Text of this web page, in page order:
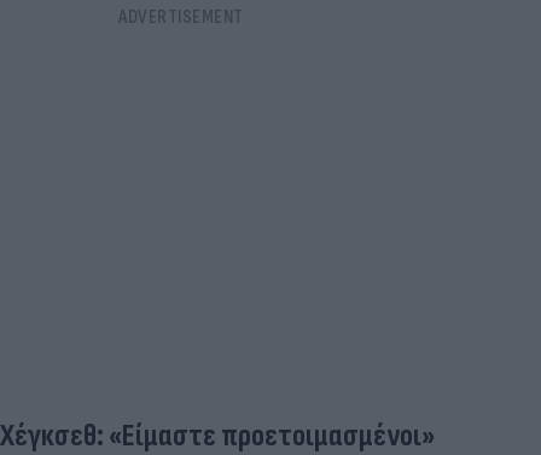
Χέγκσεθ: «Είμαστε προετοιμασμένοι»